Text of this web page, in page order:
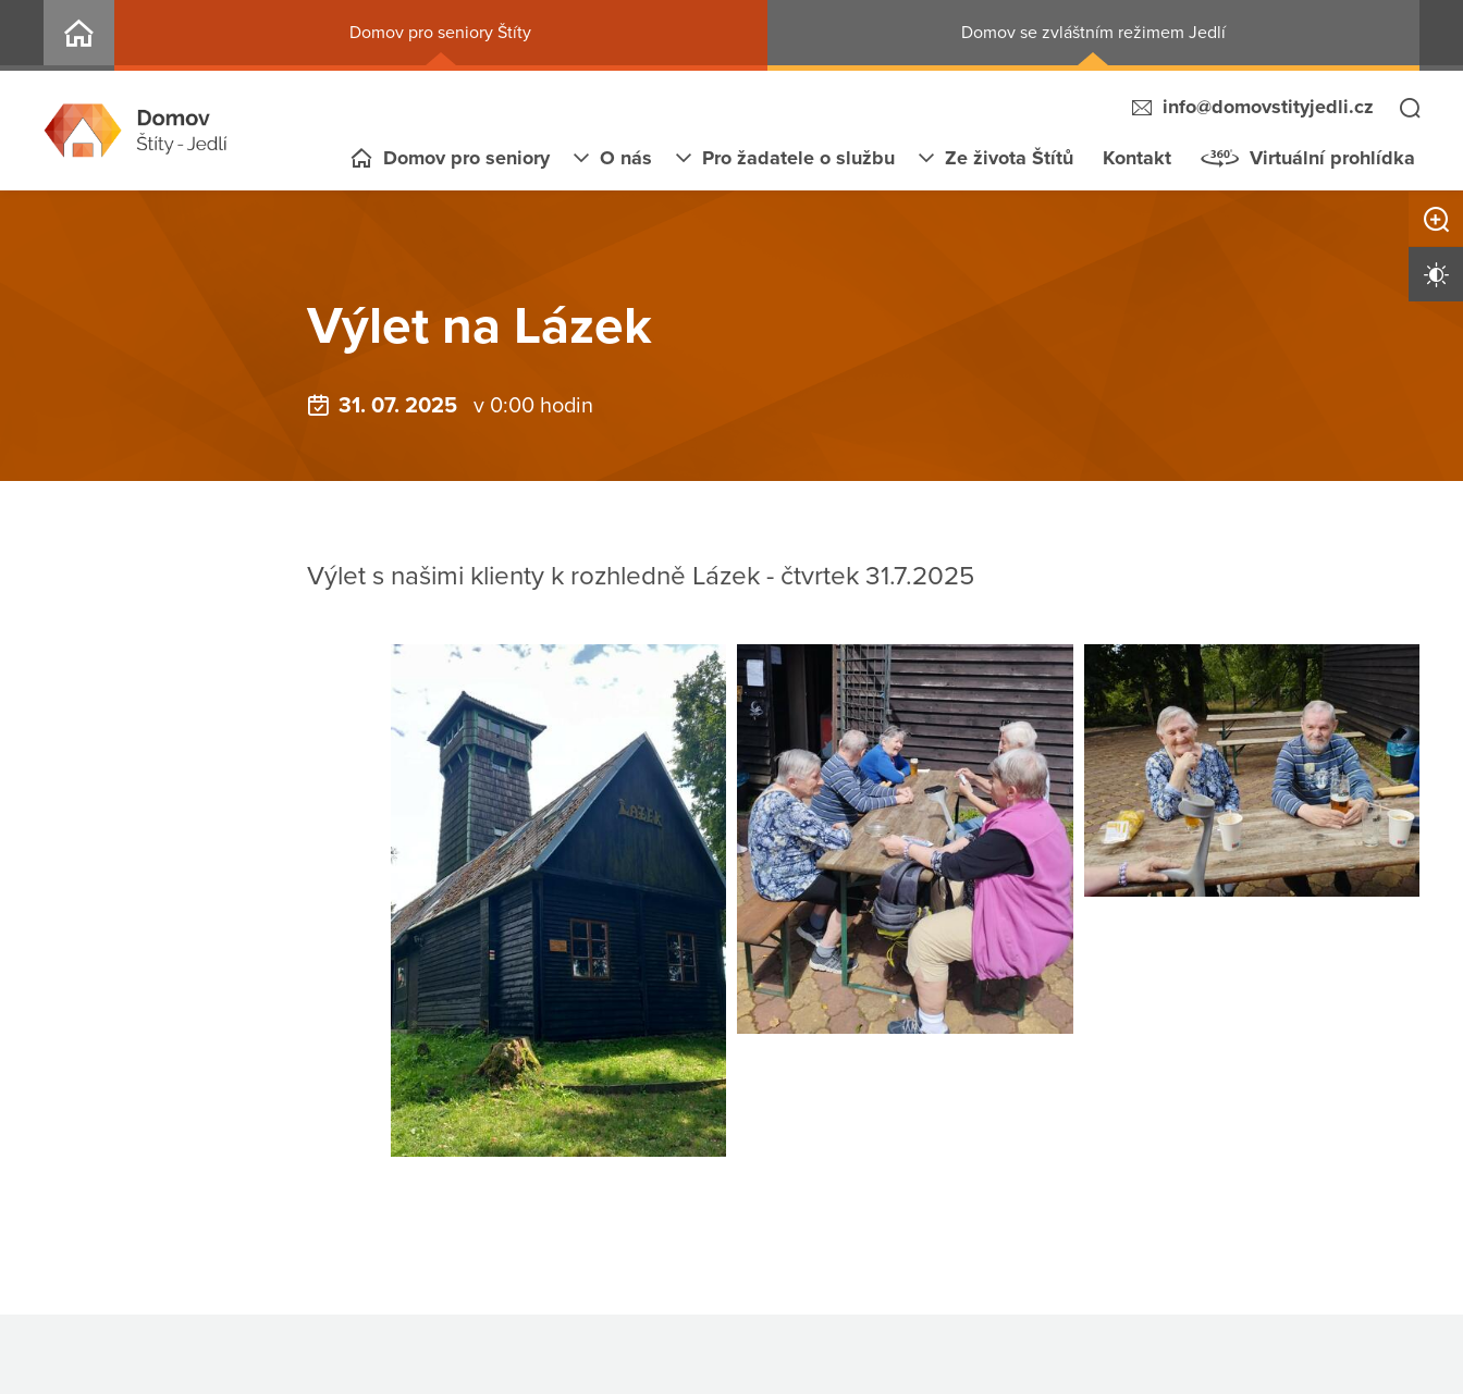
Domov pro seniory Štíty Domov se zvláštním režimem Jedlí
info@domovstityjedli.cz
Domov pro seniory O nás Pro žadatele o službu Ze života Štítů Kontakt Virtuální prohlídka
Výlet na Lázek
31. 07. 2025 v 0:00 hodin
Výlet s našimi klienty k rozhledně Lázek - čtvrtek 31.7.2025